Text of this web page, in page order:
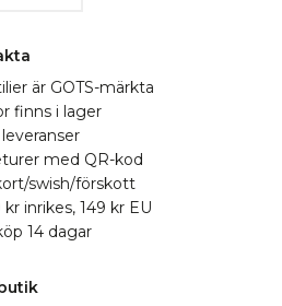
är GOTS-märkta
finns i lager
med QR-kod
swish/förskott
inrikes, 149 kr EU
14 dagar